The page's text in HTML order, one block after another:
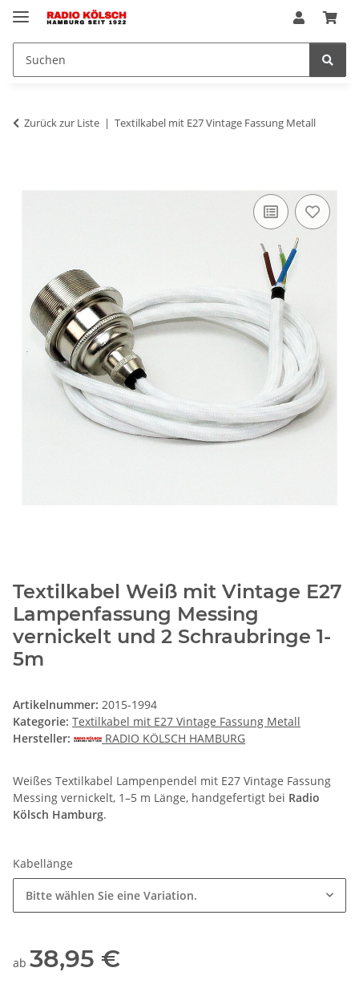
Zurück zur Liste Textilkabel mit E27 Vintage Fassung Metall
Textilkabel Weiß mit Vintage E27
Lampenfassung Messing
vernickelt und 2 Schraubringe 1-
5m
Artikelnummer: 2015-1994
Kategorie: Textilkabel mit E27 Vintage Fassung Metall
Hersteller:
RADIO KÖLSCH HAMBURG
Weißes Textilkabel Lampenpendel mit E27 Vintage Fassung
Messing vernickelt, 1–5 m Länge, handgefertigt bei Radio
Kölsch Hamburg.
Kabellänge
Bitte wählen Sie eine Variation.
ab 38,95 €